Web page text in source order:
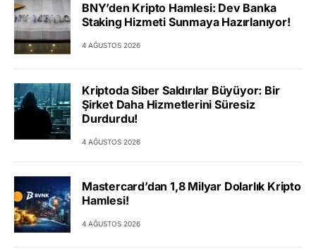
BNY’den Kripto Hamlesi: Dev Banka
Staking Hizmeti Sunmaya Hazırlanıyor!
4 AĞUSTOS 2026
Kriptoda Siber Saldırılar Büyüyor: Bir
Şirket Daha Hizmetlerini Süresiz
Durdurdu!
4 AĞUSTOS 2026
Mastercard’dan 1,8 Milyar Dolarlık Kripto
Hamlesi!
4 AĞUSTOS 2026